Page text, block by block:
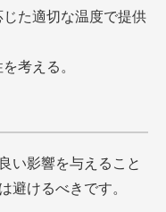
た適切な温度で提供
考える。
い影響を与えること
避けるべきです。